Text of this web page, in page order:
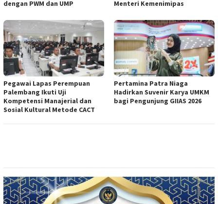
dengan PWM dan UMP Menteri Kemenimipas
Pegawai Lapas Perempuan
Palembang Ikuti Uji
Kompetensi Manajerial dan
Sosial Kultural Metode CACT
Pertamina Patra Niaga
Hadirkan Suvenir Karya UMKM
bagi Pengunjung GIIAS 2026